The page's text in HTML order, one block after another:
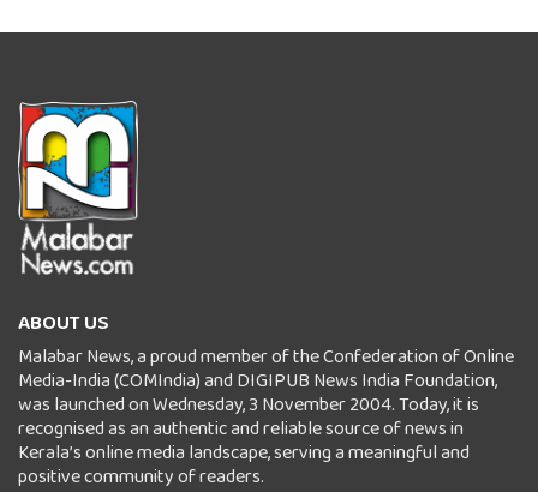
ABOUT US
Malabar News, a proud member of the Confederation of Online
Media-India (COMIndia) and DIGIPUB News India Foundation,
was launched on Wednesday, 3 November 2004. Today, it is
recognised as an authentic and reliable source of news in
Kerala’s online media landscape, serving a meaningful and
positive community of readers.